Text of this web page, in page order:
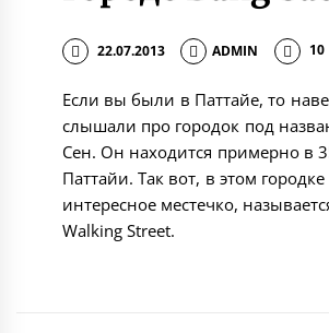
22.07.2013 ADMIN 10
Если вы были в Паттайе, то
слышали про городок под
Сен. Он находится примерно в
Паттайи. Так вот, в этом городке
интересное местечко,
Walking Street.